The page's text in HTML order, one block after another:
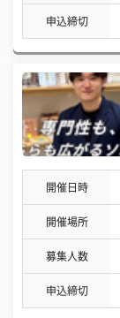
申込締切
開催日時
開催場所
募集人数
申込締切